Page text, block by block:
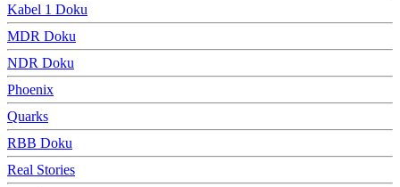
Kabel 1 Doku
MDR Doku
NDR Doku
Phoenix
Quarks
RBB Doku
Real Stories